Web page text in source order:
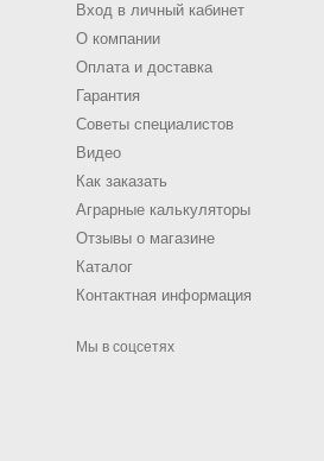
Вход в личный кабинет
О компании
Оплата и доставка
Гарантия
Советы специалистов
Видео
Как заказать
Аграрные калькуляторы
Отзывы о магазине
Каталог
Контактная информация
Мы в соцсетях